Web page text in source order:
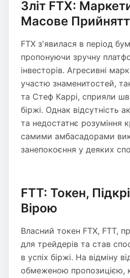
Зліт FTX:
Масове
FTX з'явилася в період
пропонуючи зручну
інвесторів. Агресивні
участю знаменитостей,
та Стеф Каррі, сприяли
біржі. Однак відсутність
та недостатнє розуміння
самими амбасадорами
занепокоєння у деяких
FTT: Токен,
Вірою
Власний токен FTX, FTT,
для трейдерів та став
в успіх біржі. На відміну
обмеженою пропозицією,